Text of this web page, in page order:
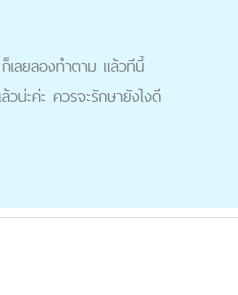
เลยลองทำตาม แล้วทีนี้
น่ะค่ะ ควรจะรักษายังไงดี